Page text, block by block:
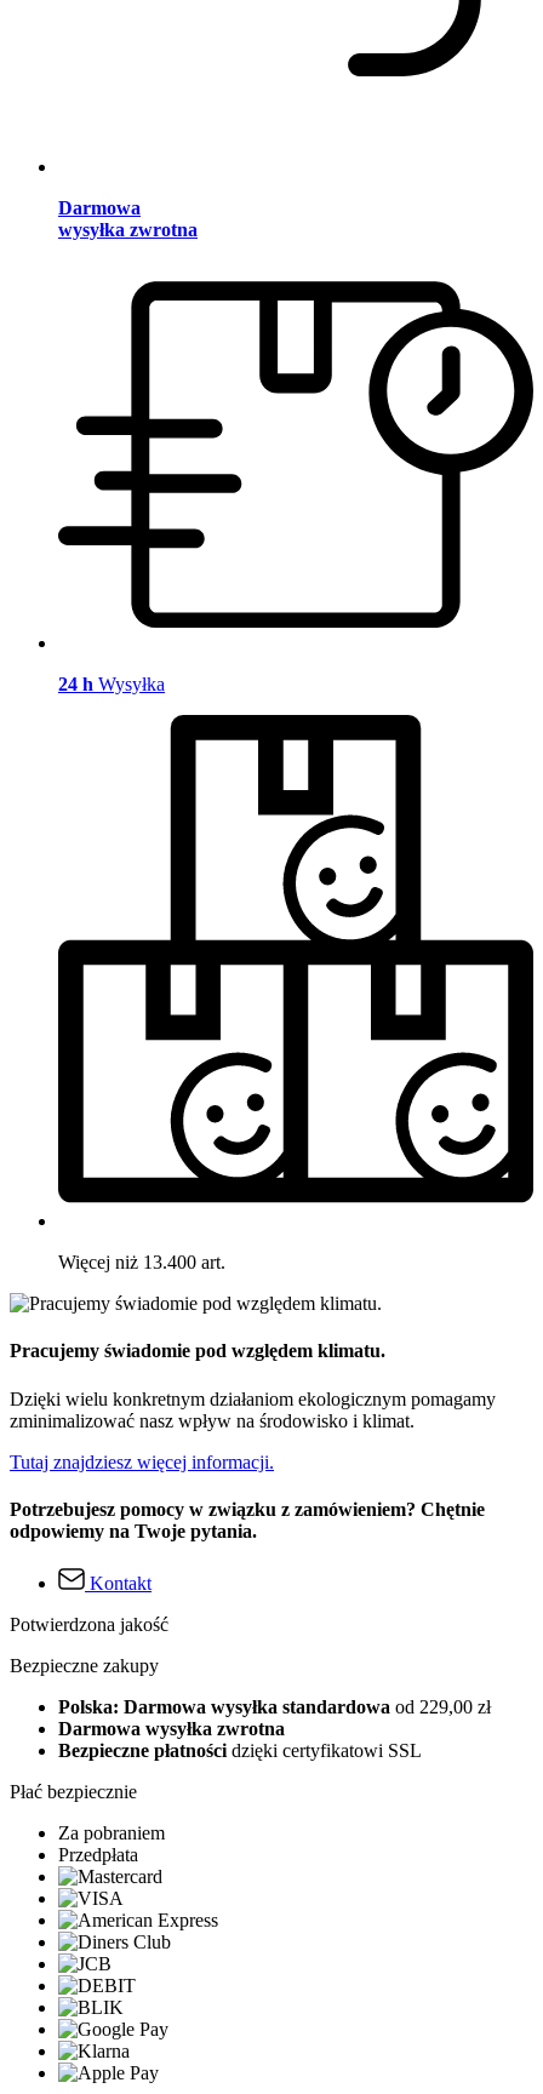
Darmowa
wysyłka zwrotna
24 h Wysyłka
Więcej niż 13.400 art.
Pracujemy świadomie pod względem klimatu.
Dzięki wielu konkretnym działaniom ekologicznym pomagamy
zminimalizować nasz wpływ na środowisko i klimat.
Tutaj znajdziesz więcej informacji.
Potrzebujesz pomocy w związku z zamówieniem? Chętnie
odpowiemy na Twoje pytania.
Kontakt
Potwierdzona jakość
Bezpieczne zakupy
Polska: Darmowa wysyłka standardowa od 229,00 zł
Darmowa wysyłka zwrotna
Bezpieczne płatności dzięki certyfikatowi SSL
Płać bezpiecznie
Za pobraniem
Przedpłata